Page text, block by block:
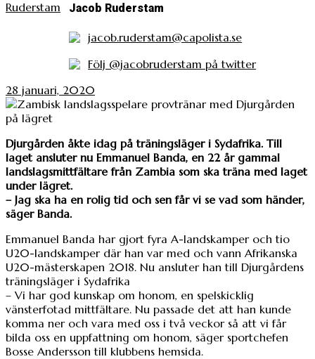
Jacob Ruderstam
jacob.ruderstam@capolista.se
Följ @jacobruderstam på twitter
28 januari, 2020
Djurgården åkte idag på träningsläger i Sydafrika. Till
laget ansluter nu Emmanuel Banda, en 22 år gammal
landslagsmittfältare från Zambia som ska träna med laget
under lägret.
– Jag ska ha en rolig tid och sen får vi se vad som händer,
säger Banda.
Emmanuel Banda har gjort fyra A-landskamper och tio
U20-landskamper där han var med och vann Afrikanska
U20-mästerskapen 2018. Nu ansluter han till Djurgårdens
träningsläger i Sydafrika
– Vi har god kunskap om honom, en spelskicklig
vänsterfotad mittfältare. Nu passade det att han kunde
komma ner och vara med oss i två veckor så att vi får
bilda oss en uppfattning om honom, säger sportchefen
Bosse Andersson till klubbens hemsida.